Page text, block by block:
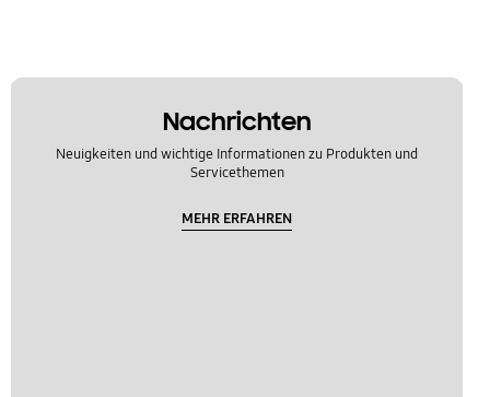
Nachrichten
Neuigkeiten und wichtige Informationen zu Produkten und
Servicethemen
MEHR ERFAHREN